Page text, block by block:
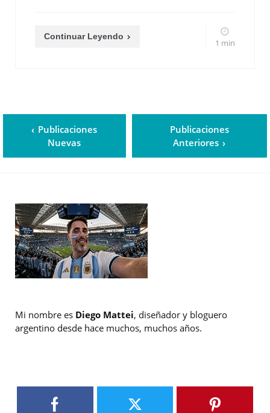
Continuar Leyendo
1 min
Publicaciones
Nuevas
Publicaciones
Anteriores
Mi nombre es Diego Mattei, diseñador y bloguero
argentino desde hace muchos, muchos años.